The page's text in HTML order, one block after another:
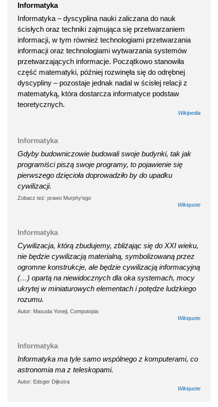
Informatyka
Informatyka – dyscyplina nauki zaliczana do nauk
ścisłych oraz techniki zajmująca się przetwarzaniem
informacji, w tym również technologiami przetwarzania
informacji oraz technologiami wytwarzania systemów
przetwarzających informacje. Początkowo stanowiła
część matematyki, później rozwinęła się do odrębnej
dyscypliny – pozostaje jednak nadal w ścisłej relacji z
matematyką, która dostarcza informatyce podstaw
teoretycznych.
Wikipedia
Informatyka
Gdyby budowniczowie budowali swoje budynki, tak jak
programiści piszą swoje programy, to pojawienie się
pierwszego dzięcioła doprowadziło by do upadku
cywilizacji.
Zobacz też: prawo Murphy'ego
Wikiquote
Informatyka
Cywilizacja, którą zbudujemy, zbliżając się do XXI wieku,
nie będzie cywilizacją materialną, symbolizowaną przez
ogromne konstrukcje, ale będzie cywilizacją informacyjną
(…) opartą na niewidocznych dla oka systemach, mocy
ukrytej w miniaturowych elementach i potędze ludzkiego
rozumu.
Autor: Masuda Yoneji, Computopia
Wikiquote
Informatyka
Informatyka ma tyle samo wspólnego z komputerami, co
astronomia ma z teleskopami.
Autor: Edsger Dijkstra
Wikiquote